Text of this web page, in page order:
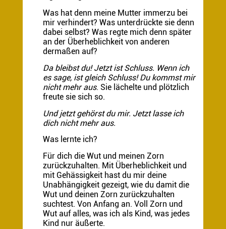
Was hat denn meine Mutter immerzu bei
mir verhindert? Was unterdrückte sie denn
dabei selbst? Was regte mich denn später
an der Überheblichkeit von anderen
dermaßen auf?
Da bleibst du! Jetzt ist Schluss. Wenn ich
es sage, ist gleich Schluss! Du kommst mir
nicht mehr aus. Sie lächelte und plötzlich
freute sie sich so.
Und jetzt gehörst du mir. Jetzt lasse ich
dich nicht mehr aus.
Was lernte ich?
Für dich die Wut und meinen Zorn
zurückzuhalten. Mit Überheblichkeit und
mit Gehässigkeit hast du mir deine
Unabhängigkeit gezeigt, wie du damit die
Wut und deinen Zorn zurückzuhalten
suchtest. Von Anfang an. Voll Zorn und
Wut auf alles, was ich als Kind, was jedes
Kind nur äußerte.